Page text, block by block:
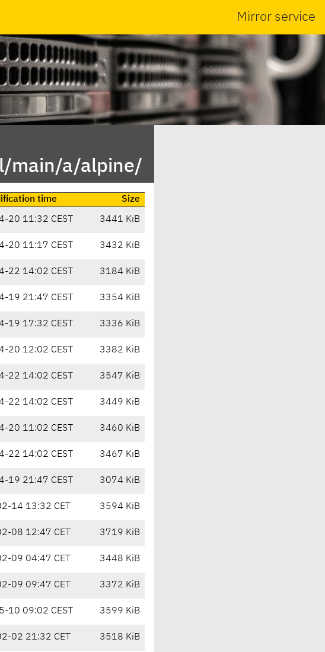
Mirror service
main/a/alpine/
time
Size
20 11:32 CEST 3441 KiB
20 11:17 CEST 3432 KiB
22 14:02 CEST 3184 KiB
19 21:47 CEST 3354 KiB
19 17:32 CEST 3336 KiB
20 12:02 CEST 3382 KiB
22 14:02 CEST 3547 KiB
22 14:02 CEST 3449 KiB
20 11:02 CEST 3460 KiB
22 14:02 CEST 3467 KiB
19 21:47 CEST 3074 KiB
14 13:32 CET 3594 KiB
08 12:47 CET 3719 KiB
09 04:47 CET 3448 KiB
09 09:47 CET 3372 KiB
10 09:02 CEST 3599 KiB
02 21:32 CET 3518 KiB